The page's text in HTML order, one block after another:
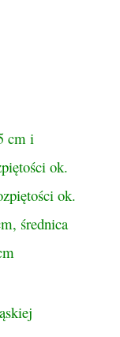
cm i
ok.
ok.
średnica